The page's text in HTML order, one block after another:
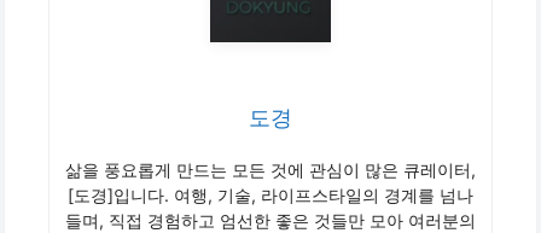
도경
삶을 풍요롭게 만드는 모든 것에 관심이 많은 큐레이터,
[도경]입니다. 여행, 기술, 라이프스타일의 경계를 넘나
들며, 직접 경험하고 엄선한 좋은 것들만 모아 여러분의